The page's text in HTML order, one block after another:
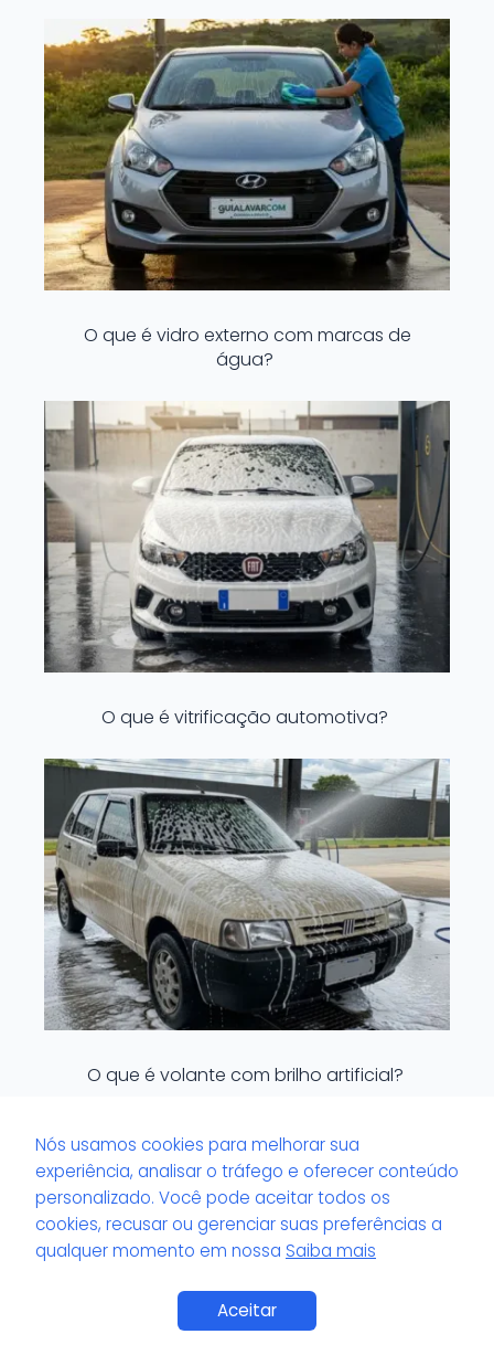
O que é vidro externo com marcas de
água?
O que é vitrificação automotiva?
O que é volante com brilho artificial?
Nós usamos cookies para melhorar sua
experiência, analisar o tráfego e oferecer conteúdo
personalizado. Você pode aceitar todos os
cookies, recusar ou gerenciar suas preferências a
qualquer momento em nossa Saiba mais
AceitarSaiba Mais